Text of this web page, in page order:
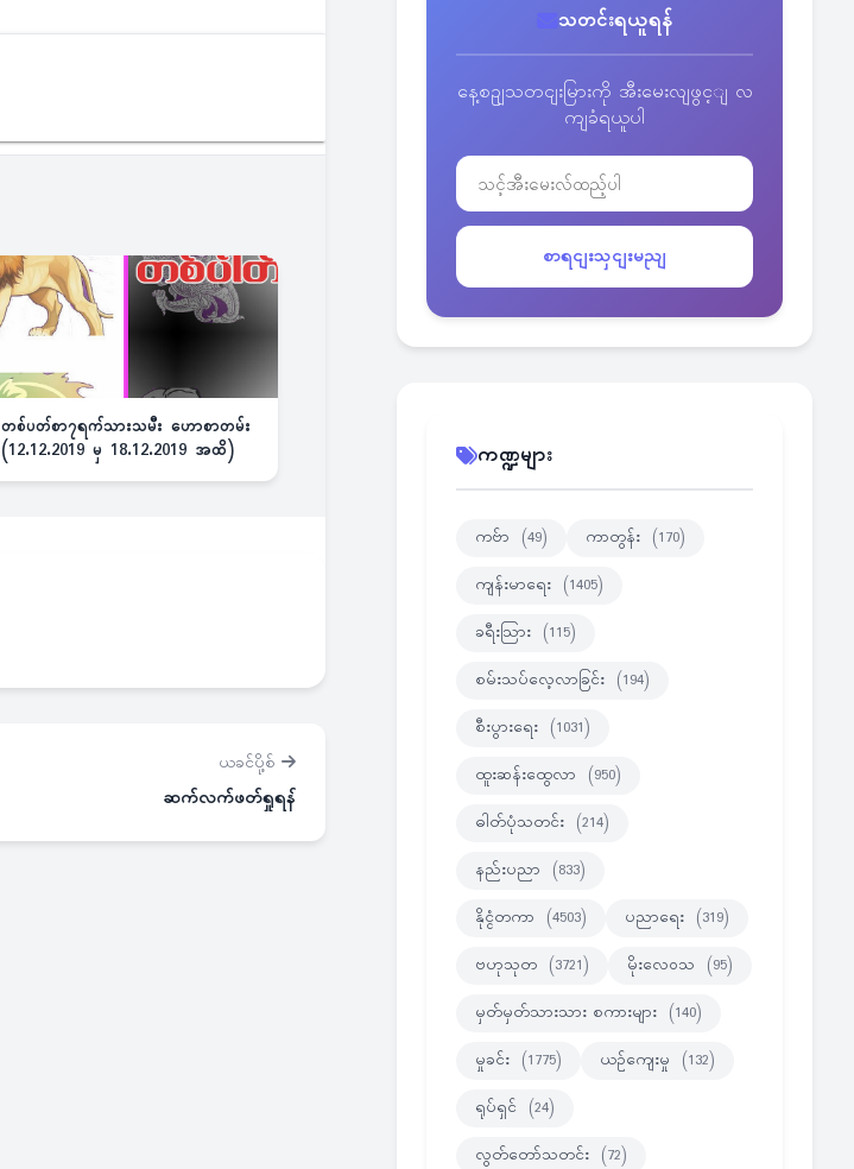
တစ်ပတ်စာ၇ရက်သားသမီး ဟောစာတမ်း
(12.12.2019 မှ 18.12.2019 အထိ)
ယခင်ပို့စ်
ဆက်လက်ဖတ်ရှုရန်
သတင်းရယူရန်
နေ့စဥျသတငျးမြားကို အီးမေးလျဖွင့ျ လ
ကျခံရယူပါ
စာရငျးသှငျးမညျ
ကဏ္ဍများ
ကဗ်ာ (49) ကာတွန်း (170)
ကျန်းမာရေး (1405)
ခရီးသြား (115)
စမ်းသပ်လေ့လာခြင်း (194)
စီးပွားရေး (1031)
ထူးဆန်းထွေလာ (950)
ဓါတ်ပုံသတင်း (214)
နည်းပညာ (833)
နိုင္ငံတကာ (4503) ပညာရေး (319)
ဗဟုသုတ (3721) မိုးလေဝသ (95)
မှတ်မှတ်သားသား စကားများ (140)
မှုခင်း (1775) ယဉ်ကျေးမှု (132)
ရုပ်ရှင် (24)
လွတ်တော်သတင်း (72)